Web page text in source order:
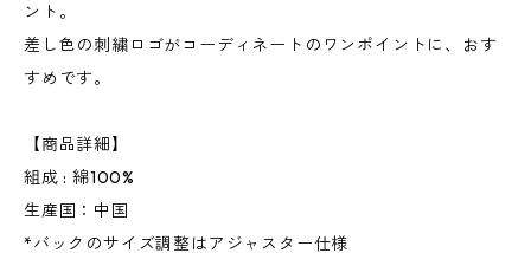
ント。
差し色の刺繍ロゴがコーディネートのワンポイントに、おす
すめです。
【商品詳細】
組成 : 綿100%
生産国：中国
*バックのサイズ調整はアジャスター仕様